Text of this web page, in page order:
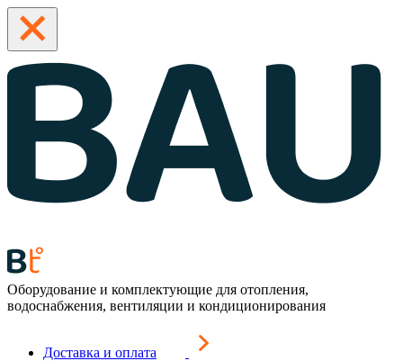
Оборудование и комплектующие для отопления,
водоснабжения, вентиляции и кондиционирования
Доставка и оплата